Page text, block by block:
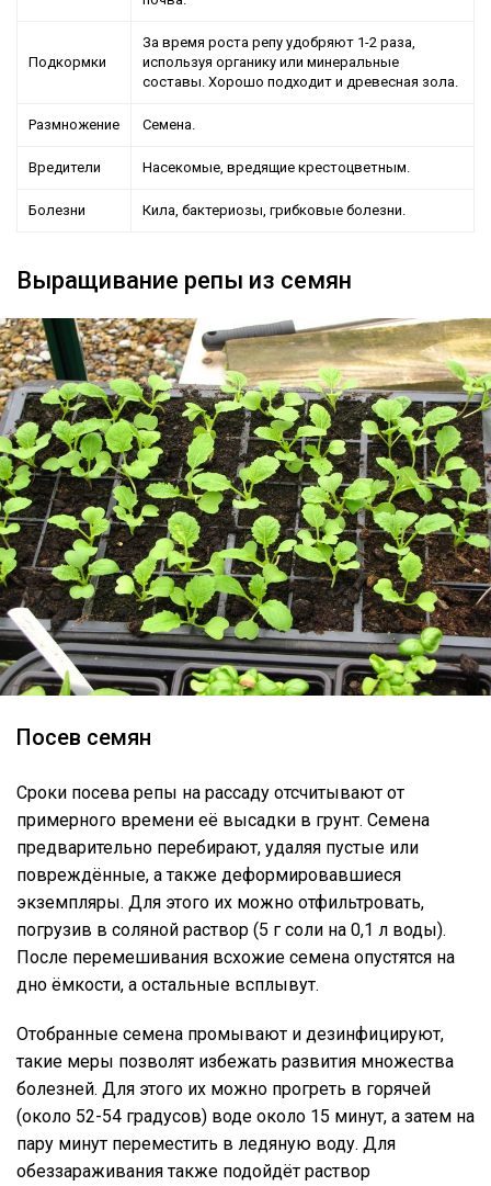
Подкормки
За время роста репу удобряют 1-2 раза,
используя органику или минеральные
составы. Хорошо подходит и древесная зола.
Размножение Семена.
Вредители Насекомые, вредящие крестоцветным.
Болезни Кила, бактериозы, грибковые болезни.
Выращивание репы из семян
Посев семян
Сроки посева репы на рассаду отсчитывают от
примерного времени её высадки в грунт. Семена
предварительно перебирают, удаляя пустые или
повреждённые, а также деформировавшиеся
экземпляры. Для этого их можно отфильтровать,
погрузив в соляной раствор (5 г соли на 0,1 л воды).
После перемешивания всхожие семена опустятся на
дно ёмкости, а остальные всплывут.
Отобранные семена промывают и дезинфицируют,
такие меры позволят избежать развития множества
болезней. Для этого их можно прогреть в горячей
(около 52-54 градусов) воде около 15 минут, а затем на
пару минут переместить в ледяную воду. Для
обеззараживания также подойдёт раствор